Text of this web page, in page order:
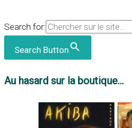
Search for:
Search Button
Au hasard sur la boutique...